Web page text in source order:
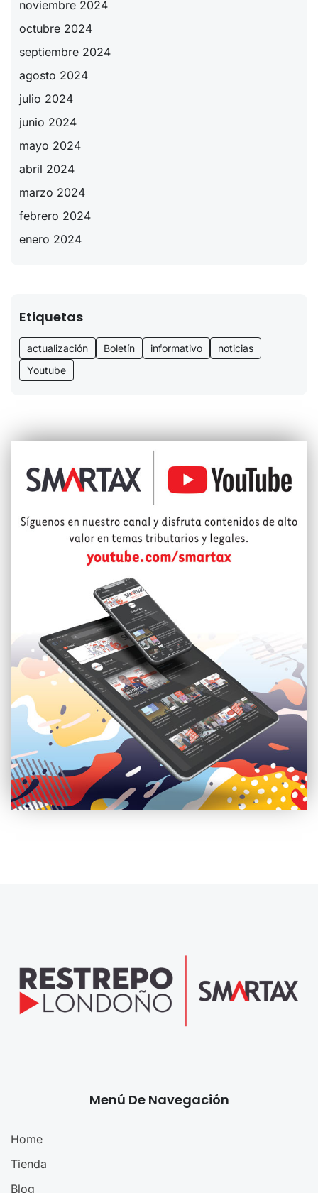
noviembre 2024
octubre 2024
septiembre 2024
agosto 2024
julio 2024
junio 2024
mayo 2024
abril 2024
marzo 2024
febrero 2024
enero 2024
Etiquetas
actualización Boletín informativo
noticias
Youtube
Menú De Navegación
Home
Tienda
Blog